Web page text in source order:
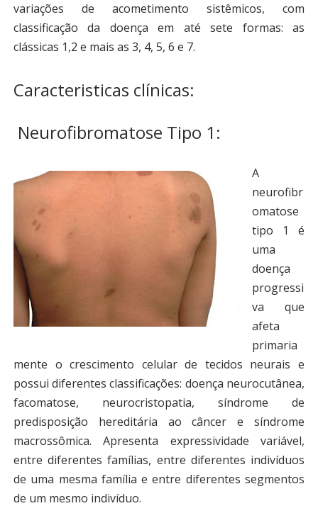
variações de acometimento sistêmicos, com
classificação da doença em até sete formas: as
clássicas 1,2 e mais as 3, 4, 5, 6 e 7.
Caracteristicas clínicas:
Neurofibromatose Tipo 1:
A
neurofibr
omatose
tipo 1 é
uma
doença
progressi
va que
afeta
primaria
mente o crescimento celular de tecidos neurais e
possui diferentes classificações: doença neurocutânea,
facomatose, neurocristopatia, síndrome de
predisposição hereditária ao câncer e síndrome
macrossômica. Apresenta expressividade variável,
entre diferentes famílias, entre diferentes indivíduos
de uma mesma família e entre diferentes segmentos
de um mesmo indivíduo.